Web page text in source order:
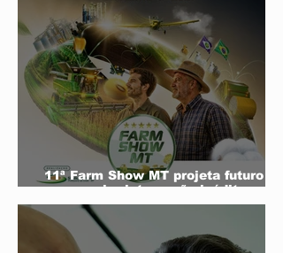
11ª Farm Show MT projeta futuro do
agro e mira integração inédita com a
sociedade